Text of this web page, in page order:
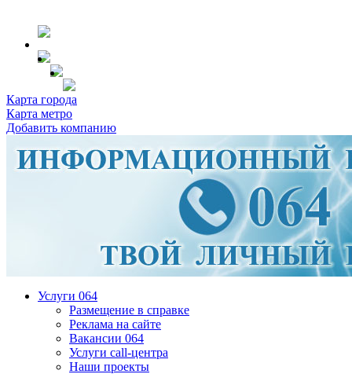
Карта города
Карта метро
Добавить компанию
Услуги 064
Размещение в справке
Реклама на сайте
Вакансии 064
Услуги call-центра
Наши проекты